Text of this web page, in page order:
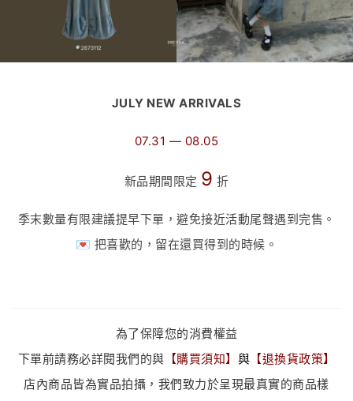
JULY NEW ARRIVALS
07.31 — 08.05
新品期間限定 9 折
季末數量有限建議提早下單，避免接近活動尾聲遇到完售。
💌 把喜歡的，留在還買得到的時候。
為了保障您的消費權益
下單前請務必詳閱我們的與 【購買須知】 與 【退換貨政策】
店內商品皆為實品拍攝，我們致力於呈現最真實的商品樣